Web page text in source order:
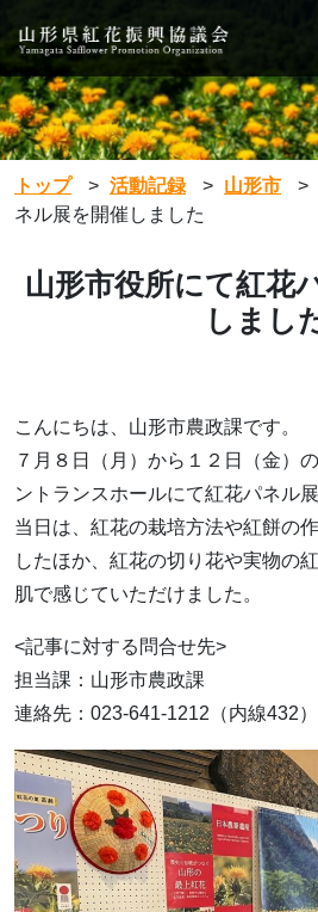
トップ > 活動記録 > 山形市 >
ネル展を開催しました
山形市役所にて紅花
しまし
こんにちは、山形市農政課です。
７月８日（月）から１２日（金）
ントランスホールにて紅花パネル
当日は、紅花の栽培方法や紅餅の
したほか、紅花の切り花や実物の
肌で感じていただけました。
<記事に対する問合せ先>
担当課：山形市農政課
連絡先：023-641-1212（内線432）